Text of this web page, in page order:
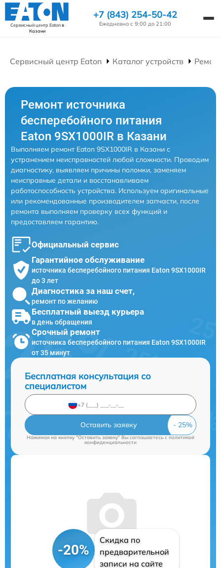
Сервисный центр Eatonв
Казани
+7 (843) 254-50-42
Ежедневно с 9:00 до 21:00
Сервисный центр Eaton Каталог устройств
Ремонт источника
бесперебойного питания
Eaton 9SX1000IR в Казани
Выполняем ремонт Eaton 9SX1000IR в Казани с
устранением неисправностей любой сложности. Проводим
диагностику, выявляем причины поломки, заменяем
неисправные детали и восстанавливаем
работоспособность устройства. Используем оригинальные
или рекомендованные производителем запчасти, после
ремонта выполняем проверку всех функций и
предоставляем гарантию.
Официальный сервис
Гарантийное обслуживание
источника бесперебойного питания Eaton 9SX1000IR
до 3 лет
Диагностика за наш счет,
ремонт по желанию
Бесплатный выезд курьера
в день обращения
Срочный ремонт
источника бесперебойного питания Eaton 9SX1000IR
от 35 минут
Бесплатная консультация со
специалистом
Оставить заявку
Нажимая на кнопку "Оставить заявку" Вы соглашаетесь cполитикой
конфиденциальности
-20%
Скидка по
предварительной
записи на сайте